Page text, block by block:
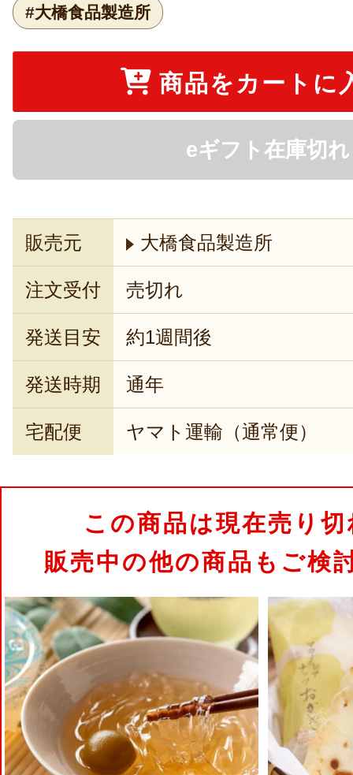
#大橋食品製造所
商品をカートに
eギフト在庫切れ
販売元 大橋食品製造所
注文受付 売切れ
発送目安 約1週間後
発送時期 通年
宅配便 ヤマト運輸（通常便）
この商品は現在売り
販売中の他の商品もご検